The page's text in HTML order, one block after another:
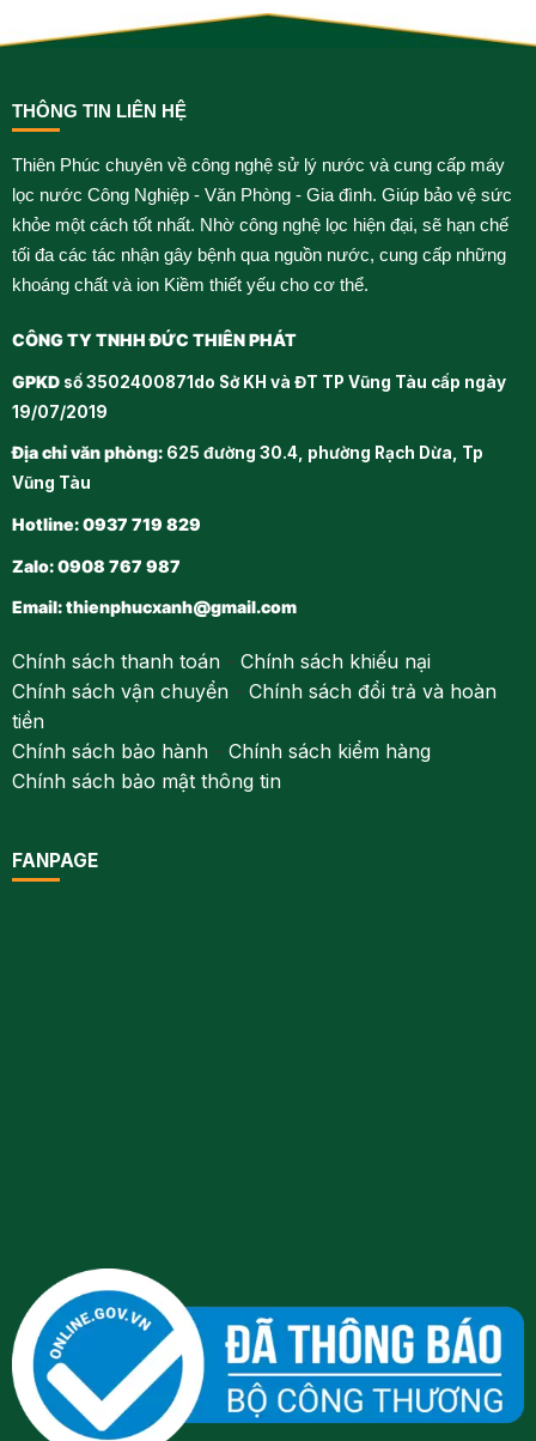
THÔNG TIN LIÊN HỆ
Thiên Phúc chuyên về công nghệ sử lý nước và cung cấp máy
lọc nước Công Nghiệp - Văn Phòng - Gia đình. Giúp bảo vệ sức
khỏe một cách tốt nhất. Nhờ công nghệ lọc hiện đại, sẽ hạn chế
tối đa các tác nhận gây bệnh qua nguồn nước, cung cấp những
khoáng chất và ion Kiềm thiết yếu cho cơ thể.
CÔNG TY TNHH ĐỨC THIÊN PHÁT
GPKDsố 3502400871do Sở KH và ĐT TP Vũng Tàu cấp ngày
19/07/2019
Địa chỉ văn phòng:625 đường 30.4, phường Rạch Dừa, Tp
Vũng Tàu
Hotline: 0937 719 829
Zalo: 0908 767 987
Email:thienphucxanh@gmail.com
Chính sách thanh toán- Chính sách khiếu nại
Chính sách vận chuyển- Chính sách đổi trả và hoàn
tiền
Chính sách bảo hành- Chính sách kiểm hàng
Chính sách bảo mật thông tin
FANPAGE